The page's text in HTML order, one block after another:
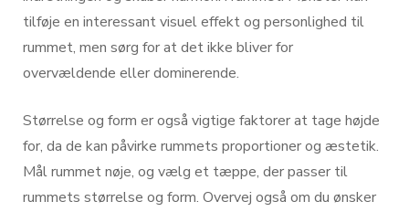
tilføje en interessant visuel effekt og personlighed til
rummet, men sørg for at det ikke bliver for
overvældende eller dominerende.
Størrelse og form er også vigtige faktorer at tage højde
for, da de kan påvirke rummets proportioner og æstetik.
Mål rummet nøje, og vælg et tæppe, der passer til
rummets størrelse og form. Overvej også om du ønsker